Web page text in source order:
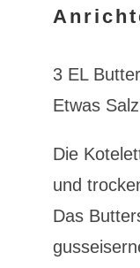
3 EL
Etwas Salz
Die
und
Das